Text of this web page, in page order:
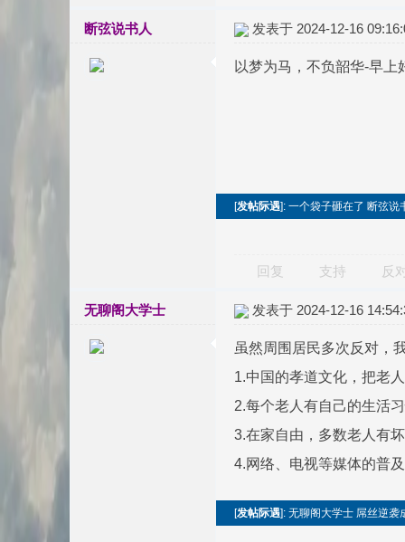
断弦说书人 发表于 2024-12-16
以梦为马，不负韶华-早上
[发帖际遇]: 一个袋子砸在了 断弦说
回复 支持 反
无聊阁大学士 发表于 2024-12-16
虽然周围居民多次反对，
1.中国的孝道文化，把老
2.每个老人有自己的生活
3.在家自由，多数老人有
4.网络、电视等媒体的普
[发帖际遇]: 无聊阁大学士 屌丝逆袭